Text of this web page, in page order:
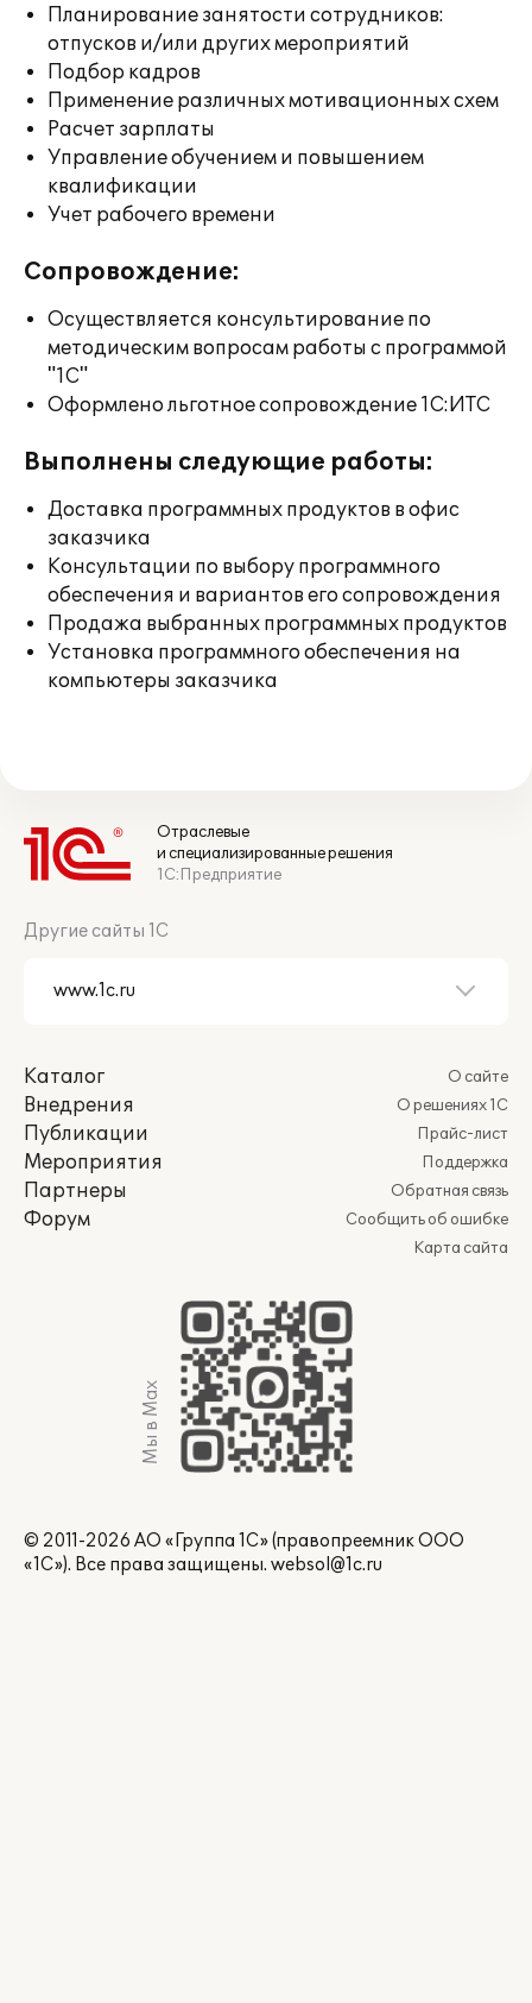
Планирование занятости сотрудников:
отпусков и/или других мероприятий
Подбор кадров
Применение различных мотивационных схем
Расчет зарплаты
Управление обучением и повышением
квалификации
Учет рабочего времени
Сопровождение:
Осуществляется консультирование по
методическим вопросам работы с программой
"1С"
Оформлено льготное сопровождение 1С:ИТС
Выполнены следующие работы:
Доставка программных продуктов в офис
заказчика
Консультации по выбору программного
обеспечения и вариантов его сопровождения
Продажа выбранных программных продуктов
Установка программного обеспечения на
компьютеры заказчика
Отраслевые
и специализированные решения
1С:Предприятие
Другие сайты 1С
Каталог
Внедрения
Публикации
Мероприятия
Партнеры
Форум
О сайте
О решениях 1С
Прайс-лист
Поддержка
Обратная связь
Сообщить об ошибке
Карта сайта
Мы в Max
© 2011-2026 АО «Группа 1С» (правопреемник ООО
«1С»). Все права защищены. websol@1c.ru